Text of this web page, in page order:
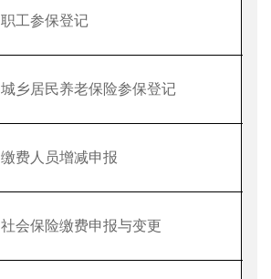
职工参保登记
城乡居民养老保险参保登记
缴费人员增减申报
社会保险缴费申报与变更